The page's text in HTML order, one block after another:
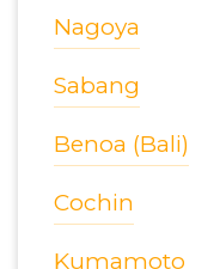
Nagoya
Sabang
Benoa (Bali)
Cochin
Kumamoto